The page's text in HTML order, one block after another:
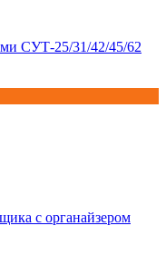
СУТ-25/31/42/45/62
с органайзером